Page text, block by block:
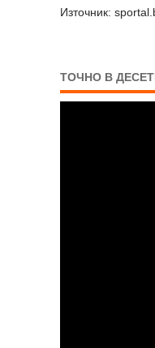
Източник:
ТОЧНО В